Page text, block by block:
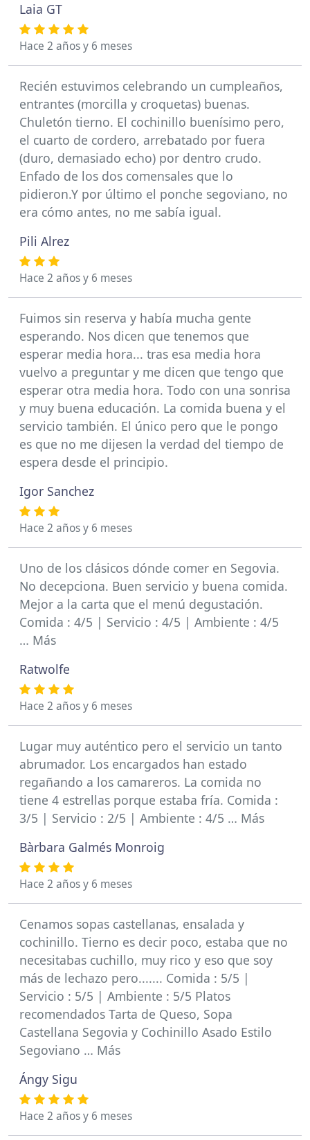
Laia GT
Hace 2 años y 6 meses
Recién estuvimos celebrando un cumpleaños,
entrantes (morcilla y croquetas) buenas.
Chuletón tierno. El cochinillo buenísimo pero,
el cuarto de cordero, arrebatado por fuera
(duro, demasiado echo) por dentro crudo.
Enfado de los dos comensales que lo
pidieron.Y por último el ponche segoviano, no
era cómo antes, no me sabía igual.
Pili Alrez
Hace 2 años y 6 meses
Fuimos sin reserva y había mucha gente
esperando. Nos dicen que tenemos que
esperar media hora... tras esa media hora
vuelvo a preguntar y me dicen que tengo que
esperar otra media hora. Todo con una sonrisa
y muy buena educación. La comida buena y el
servicio también. El único pero que le pongo
es que no me dijesen la verdad del tiempo de
espera desde el principio.
Igor Sanchez
Hace 2 años y 6 meses
Uno de los clásicos dónde comer en Segovia.
No decepciona. Buen servicio y buena comida.
Mejor a la carta que el menú degustación.
Comida : 4/5 | Servicio : 4/5 | Ambiente : 4/5
… Más
Ratwolfe
Hace 2 años y 6 meses
Lugar muy auténtico pero el servicio un tanto
abrumador. Los encargados han estado
regañando a los camareros. La comida no
tiene 4 estrellas porque estaba fría. Comida :
3/5 | Servicio : 2/5 | Ambiente : 4/5 … Más
Bàrbara Galmés Monroig
Hace 2 años y 6 meses
Cenamos sopas castellanas, ensalada y
cochinillo. Tierno es decir poco, estaba que no
necesitabas cuchillo, muy rico y eso que soy
más de lechazo pero....... Comida : 5/5 |
Servicio : 5/5 | Ambiente : 5/5 Platos
recomendados Tarta de Queso, Sopa
Castellana Segovia y Cochinillo Asado Estilo
Segoviano … Más
Ángy Sigu
Hace 2 años y 6 meses